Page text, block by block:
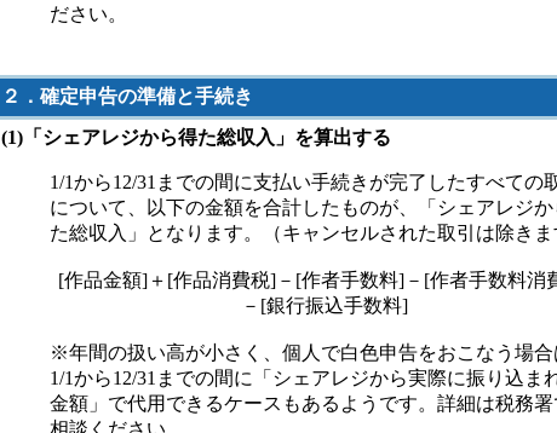
ださい。
２．確定申告の準備と手続き
(1)「シェアレジから得た総収入」を算出する
1/1から12/31までの間に支払い手続きが完了したすべての
について、以下の金額を合計したものが、「シェアレジ
た総収入」となります。（キャンセルされた取引は除きま
[作品金額]＋[作品消費税]－[作者手数料]－[作者手数料消
－[銀行振込手数料]
※年間の扱い高が小さく、個人で白色申告をおこなう場合
1/1から12/31までの間に「シェアレジから実際に振り込ま
金額」で代用できるケースもあるようです。詳細は税務
相談ください。